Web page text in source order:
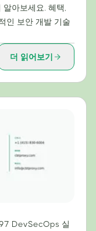
아보세요. 혜택,
인 보안 개발 기술
더 읽어보기
DevSecOps 실